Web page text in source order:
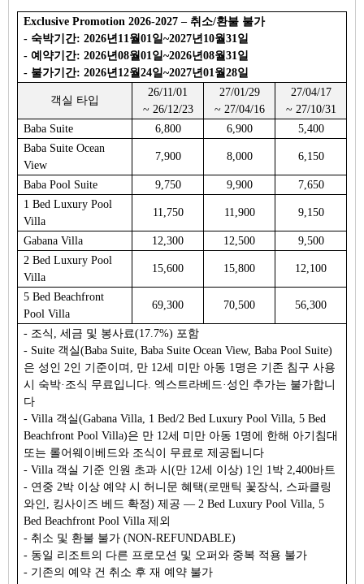
Exclusive Promotion 2026-2027 – 취소/환불 불가
- 숙박기간: 2026년11월01일~2027년10월31일
- 예약기간: 2026년08월01일~2026년08월31일
- 불가기간: 2026년12월24일~2027년01월28일
객실 타입
26/11/01
~ 26/12/23
27/01/29
~ 27/04/16
27/04/17
~ 27/10/31
Baba Suite
6,800 6,900
5,400
Baba Suite Ocean
View
7,900 8,000 6,150
Baba Pool Suite 9,750 9,900
7,650
1 Bed Luxury Pool
Villa
11,750 11,900 9,150
Gabana Villa 12,300 12,500
9,500
2 Bed Luxury Pool
Villa
15,600 15,800 12,100
5 Bed Beachfront
Pool Villa
69,300 70,500 56,300
- 조식, 세금 및 봉사료(17.7%) 포함
- Suite 객실(Baba Suite, Baba Suite Ocean View, Baba Pool Suite)
은 성인 2인 기준이며, 만 12세 미만 아동 1명은 기존 침구 사용
시 숙박·조식 무료입니다. 엑스트라베드·성인 추가는 불가합니
다
- Villa 객실(Gabana Villa, 1 Bed/2 Bed Luxury Pool Villa, 5 Bed
Beachfront Pool Villa)은 만 12세 미만 아동 1명에 한해 아기침대
또는 롤어웨이베드와 조식이 무료로 제공됩니다
- Villa 객실 기준 인원 초과 시(만 12세 이상) 1인 1박 2,400바트
- 연중 2박 이상 예약 시 허니문 혜택(로맨틱 꽃장식, 스파클링
와인, 킹사이즈 베드 확정) 제공 — 2 Bed Luxury Pool Villa, 5
Bed Beachfront Pool Villa 제외
- 취소 및 환불 불가 (NON-REFUNDABLE)
- 동일 리조트의 다른 프로모션 및 오퍼와 중복 적용 불가
- 기존의 예약 건 취소 후 재 예약 불가